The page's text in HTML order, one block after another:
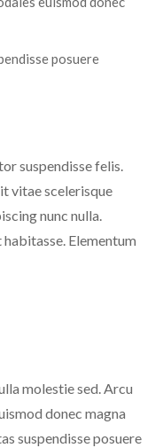
posuere
suspendisse felis.
vitae scelerisque
nunc nulla.
Elementum
molestie sed. Arcu
donec magna
suspendisse posuere